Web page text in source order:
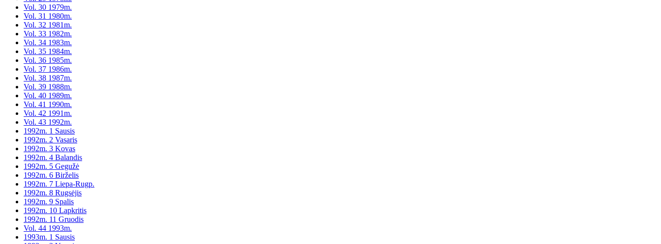
Vol. 30 1979m.
Vol. 31 1980m.
Vol. 32 1981m.
Vol. 33 1982m.
Vol. 34 1983m.
Vol. 35 1984m.
Vol. 36 1985m.
Vol. 37 1986m.
Vol. 38 1987m.
Vol. 39 1988m.
Vol. 40 1989m.
Vol. 41 1990m.
Vol. 42 1991m.
Vol. 43 1992m.
1992m. 1 Sausis
1992m. 2 Vasaris
1992m. 3 Kovas
1992m. 4 Balandis
1992m. 5 Gegužė
1992m. 6 Birželis
1992m. 7 Liepa-Rugp.
1992m. 8 Rugsėjis
1992m. 9 Spalis
1992m. 10 Lapkritis
1992m. 11 Gruodis
Vol. 44 1993m.
1993m. 1 Sausis